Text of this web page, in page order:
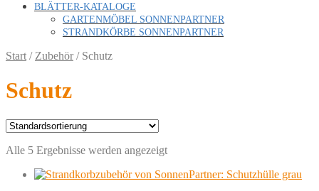
BLÄTTER-KATALOGE
GARTENMÖBEL SONNENPARTNER
STRANDKÖRBE SONNENPARTNER
Start / Zubehör/ Schutz
Schutz
Alle 5 Ergebnisse werden angezeigt